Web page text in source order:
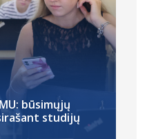
būsimųjų
studijų